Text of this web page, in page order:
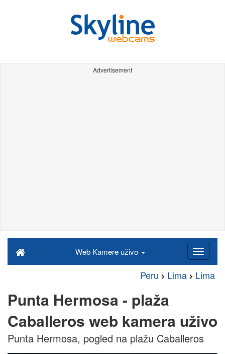
Advertisement
Web Kamere uživo
Peru Lima Lima
Punta Hermosa - plaža
Caballeros web kamera uživo
Punta Hermosa, pogled na plažu Caballeros